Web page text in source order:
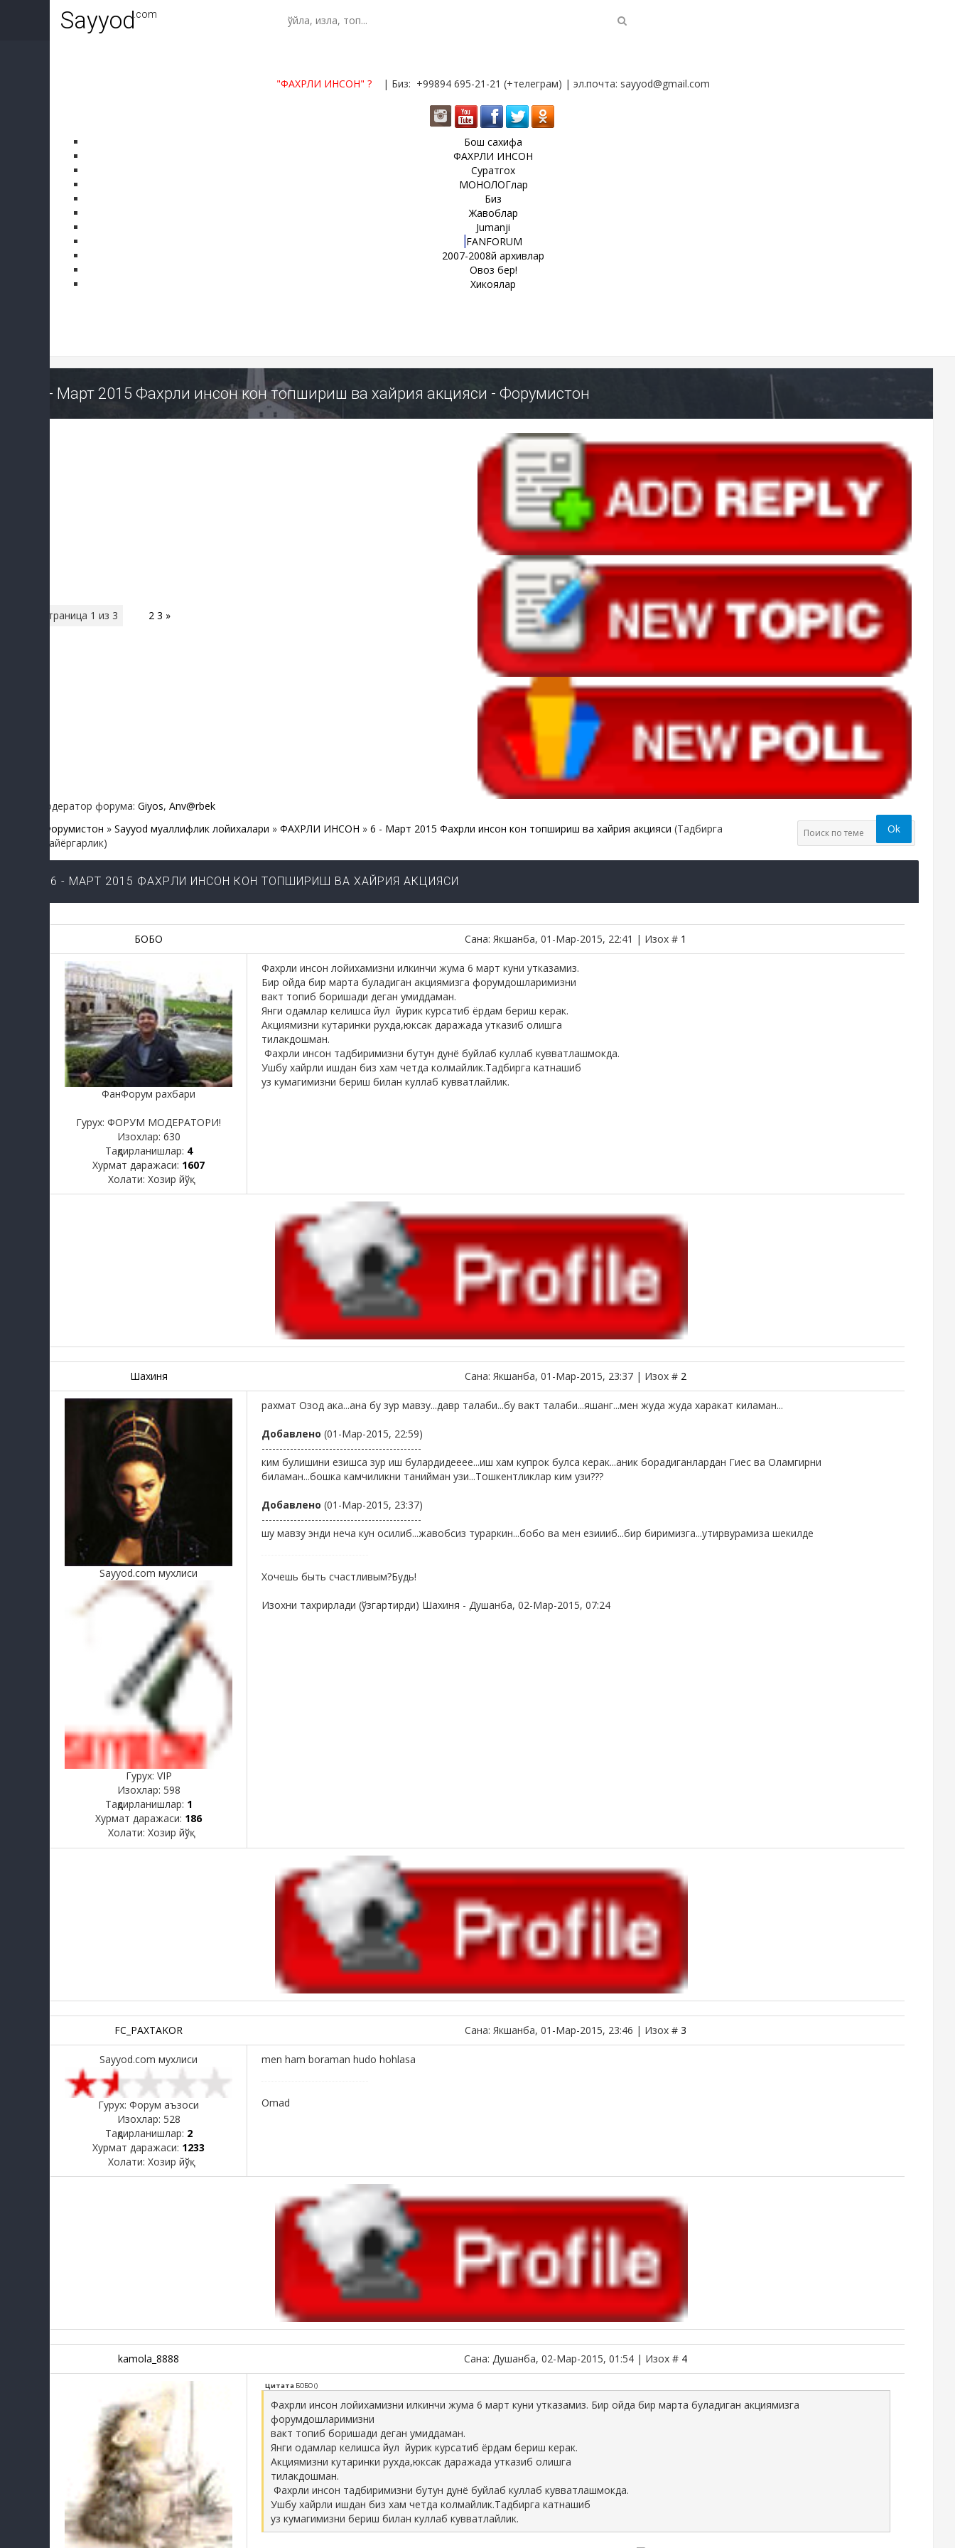
Sayyod.com
"ФАХРЛИ ИНСОН"? | Биз: +99894 695-21-21 (+телеграм) | эл.почта: sayyod@gmail.com
Бош сахифа
ФАХРЛИ ИНСОН
Суратгох
МОНОЛОГлар
Биз
Жавоблар
Jumanji
FANFORUM
2007-2008й архивлар
Овоз бер!
Хикоялар
6 - Март 2015 Фахрли инсон кон топшириш ва хайрия акцияси - Форумистон
Страница 1 из 3 2 3 »
Модератор форума: Giyos, Anv@rbek
Форумистон » Sayyod муаллифлик лойихалари » ФАХРЛИ ИНСОН » 6 - Март 2015 Фахрли инсон кон топшириш ва хайрия акцияси (Тадбирга
тайёргарлик)
6 - МАРТ 2015 ФАХРЛИ ИНСОН КОН ТОПШИРИШ ВА ХАЙРИЯ АКЦИЯСИ
БОБО Сана: Якшанба, 01-Мар-2015, 22:41 | Изох # 1
ФанФорум рахбари
Гурух: ФОРУМ МОДЕРАТОРИ!
Изохлар: 630
Тақдирланишлар: 4
Хурмат даражаси: 1607
Холати: Хозир йўқ
Фахрли инсон лойихамизни илкинчи жума 6 март куни утказамиз.
Бир ойда бир марта буладиган акциямизга форумдошларимизни
вакт топиб боришади деган умиддаман.
Янги одамлар келишса йул йурик курсатиб ёрдам бериш керак.
Акциямизни кутаринки рухда,юксак даражада утказиб олишга
тилакдошман.
Фахрли инсон тадбиримизни бутун дунё буйлаб куллаб кувватлашмокда.
Ушбу хайрли ишдан биз хам четда колмайлик.Тадбирга катнашиб
уз кумагимизни бериш билан куллаб кувватлайлик.
Шахиня Сана: Якшанба, 01-Мар-2015, 23:37 | Изох # 2
Sayyod.com мухлиси
Гурух: VIP
Изохлар: 598
Тақдирланишлар: 1
Хурмат даражаси: 186
Холати: Хозир йўқ
рахмат Озод ака...ана бу зур мавзу...давр талаби...бу вакт талаби...яшанг...мен жуда жуда харакат киламан...
Добавлено (01-Мар-2015, 22:59)
---------------------------------------------
ким булишини езишса зур иш булардидееее...иш хам купрок булса керак...аник борадиганлардан Гиес ва Оламгирни
биламан...бошка камчиликни танийман узи...Тошкентликлар ким узи???
Добавлено (01-Мар-2015, 23:37)
---------------------------------------------
шу мавзу энди неча кун осилиб...жавобсиз тураркин...бобо ва мен езиииб...бир биримизга...утирвурамиза шекилде
Хочешь быть счастливым?Будь!
Изохни тахрирлади (ўзгартирди) Шахиня - Душанба, 02-Мар-2015, 07:24
FC_PAXTAKOR Сана: Якшанба, 01-Мар-2015, 23:46 | Изох # 3
Sayyod.com мухлиси
Гурух: Форум аъзоси
Изохлар: 528
Тақдирланишлар: 2
Хурмат даражаси: 1233
Холати: Хозир йўқ
men ham boraman hudo hohlasa
Omad
kamola_8888 Сана: Душанба, 02-Мар-2015, 01:54 | Изох # 4
Цитата БОБО()
Фахрли инсон лойихамизни илкинчи жума 6 март куни утказамиз. Бир ойда бир марта буладиган акциямизга
форумдошларимизни
вакт топиб боришади деган умиддаман.
Янги одамлар келишса йул йурик курсатиб ёрдам бериш керак.
Акциямизни кутаринки рухда,юксак даражада утказиб олишга
тилакдошман.
Фахрли инсон тадбиримизни бутун дунё буйлаб куллаб кувватлашмокда.
Ушбу хайрли ишдан биз хам четда колмайлик.Тадбирга катнашиб
уз кумагимизни бериш билан куллаб кувватлайлик.